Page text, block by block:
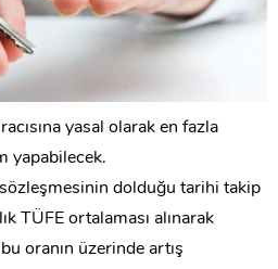
yasal olarak en fazla
yapabilecek.
sözleşmesinin dolduğu tarihi takip
TÜFE ortalaması alınarak
oranın üzerinde artış